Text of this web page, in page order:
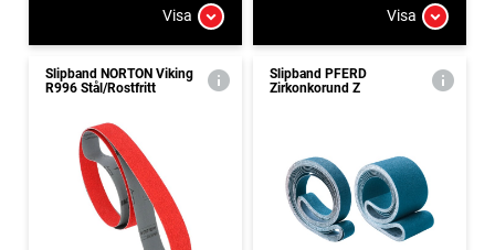
Visa Visa
Slipband NORTON Viking
R996 Stål/Rostfritt
Slipband PFERD
Zirkonkorund Z